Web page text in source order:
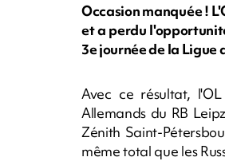
Occasion manquée !
et a perdu
3e journée de la Ligue
Avec ce résultat,
Allemands du RB
Zénith Saint-
même total que les